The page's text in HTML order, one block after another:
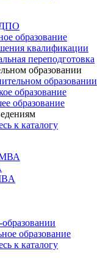
образование
квалификации
переподготовка
образовании
образовании
образование
образование
к каталогу
образование
к каталогу